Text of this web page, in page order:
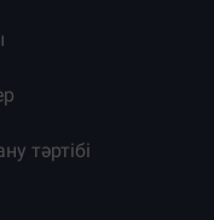
тәртібі